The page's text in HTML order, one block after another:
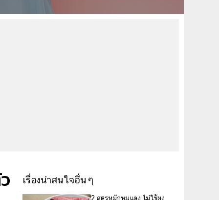
เรื่องน่าสนใจอื่นๆ
2 สูตรหมักหมูแดง ไม่ใช้ผง